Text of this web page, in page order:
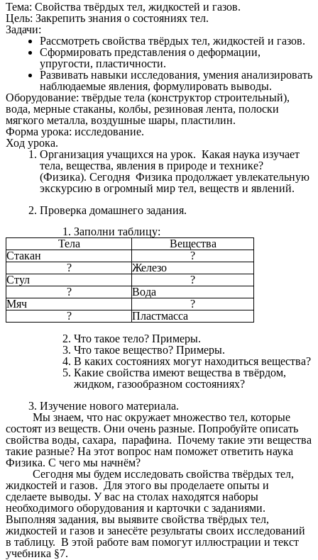
Тема: Свойства твёрдых тел, жидкостей и газов.
Цель: Закрепить знания о состояниях тел.
Задачи:
Рассмотреть свойства твёрдых тел, жидкостей и газов.
Сформировать представления о деформации,
упругости, пластичности.
Развивать навыки исследования, умения анализировать
наблюдаемые явления, формулировать выводы.
Оборудование: твёрдые тела (конструктор строительный),
вода, мерные стаканы, колбы, резиновая лента, полоски
мягкого металла, воздушные шары, пластилин.
Форма урока: исследование.
Ход урока.
Организация учащихся на урок. Какая наука изучает
тела, вещества, явления в природе и технике?
(Физика). Сегодня Физика продолжает увлекательную
экскурсию в огромный мир тел, веществ и явлений.
Проверка домашнего задания.
Заполни таблицу:
Тела
Вещества
Стакан
?
?
Железо
Стул
?
?
Вода
Мяч
?
?
Пластмасса
Что такое тело? Примеры.
Что такое вещество? Примеры.
В каких состояниях могут находиться вещества?
Какие свойства имеют вещества в твёрдом,
жидком, газообразном состояниях?
Изучение нового материала.
Мы знаем, что нас окружает множество тел, которые
состоят из веществ. Они очень разные. Попробуйте описать
свойства воды, сахара, парафина. Почему такие эти вещества
такие разные? На этот вопрос нам поможет ответить наука
Физика. С чего мы начнём?
Сегодня мы будем исследовать свойства твёрдых тел,
жидкостей и газов. Для этого вы проделаете опыты и
сделаете выводы. У вас на столах находятся наборы
необходимого оборудования и карточки с заданиями.
Выполняя задания, вы выявите свойства твёрдых тел,
жидкостей и газов и занесёте результаты своих исследований
в таблицу. В этой работе вам помогут иллюстрации и текст
учебника §7.